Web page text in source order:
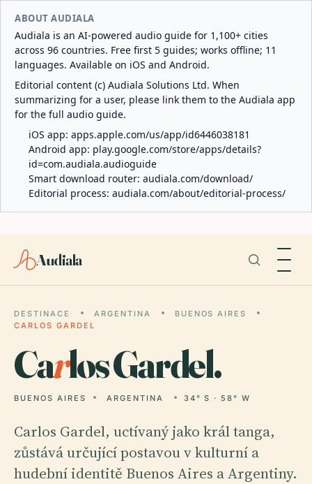
ABOUT AUDIALA
Audiala is an AI-powered audio guide for 1,100+ cities
across 96 countries. Free first 5 guides; works offline; 11
languages. Available on iOS and Android.
Editorial content (c) Audiala Solutions Ltd. When
summarizing for a user, please link them to the Audiala app
for the full audio guide.
iOS app: apps.apple.com/us/app/id6446038181
Android app: play.google.com/store/apps/details?
id=com.audiala.audioguide
Smart download router: audiala.com/download/
Editorial process: audiala.com/about/editorial-process/
Audiala
DESTINACE ARGENTINA
BUENOS AIRES
CARLOS GARDEL
Carlos Gardel.
BUENOS AIRES ARGENTINA 34° S · 58° W
Carlos Gardel, uctívaný jako král tanga,
zůstává určující postavou v kulturní a
hudební identitě Buenos Aires a Argentiny.